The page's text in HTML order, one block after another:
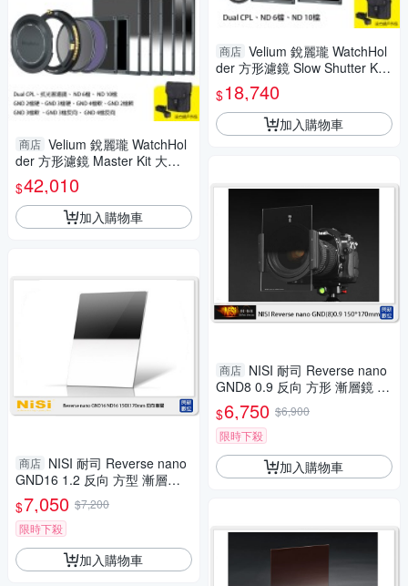
商店 Velium 銳麗瓏 WatchHol
der 方形濾鏡 Master Kit 大師
套組 含Z14-24mm磁旋環+錶盤
支架
$42,010
加入購物車
商店 NISI 耐司 Reverse nano
GND16 1.2 反向 方型 漸層鏡 1
50X170mm
$7,050 $7,200
限時下殺
加入購物車
商店 Velium 銳麗瓏 WatchHol
der 方形濾鏡 Slow Shutter Kit
慢快門套組 含Z14-24mm磁旋
環+錶盤支架
$18,740
加入購物車
商店 NISI 耐司 Reverse nano
GND8 0.9 反向 方形 漸層鏡 15
0x170mm(減三格)ND8
$6,750 $6,900
限時下殺
加入購物車